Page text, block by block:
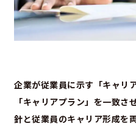
企業が従業員に示す「キャリ
「キャリアプラン」を一致
針と従業員のキャリア形成を